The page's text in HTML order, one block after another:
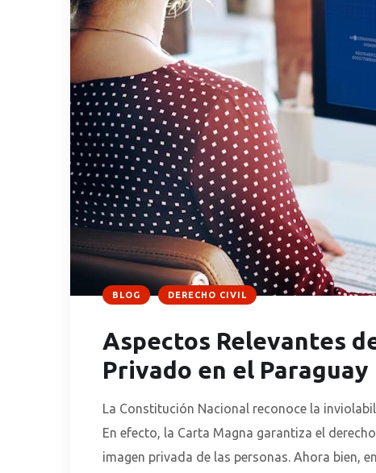
BLOG DERECHO CIVIL
Aspectos Relevantes
Privado en el Paraguay
La Constitución Nacional reconoce la
En efecto, la Carta Magna garantiza el
imagen privada de las personas. Ahora bien,